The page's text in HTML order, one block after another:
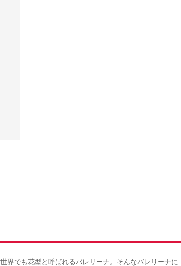
世界でも花型と呼ばれるバレリーナ。そんなバレリーナに